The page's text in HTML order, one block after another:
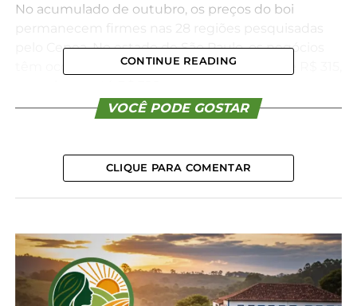
No acumulado de outubro, os preços do boi
permanecem firmes nas 28 regiões pesquisadas
pelo Cepea. No estado de São Paulo, os negócios
têm ocorrido principalmente entre R$ 305 e R$ 315,
Com os valores atuais, a diferença entre a arroba de
conforme o Centro de Pesquisas.
Compartilhe isso:
Facebook 18+
CONTINUE READING
VOCÊ PODE GOSTAR
CLIQUE PARA COMENTAR